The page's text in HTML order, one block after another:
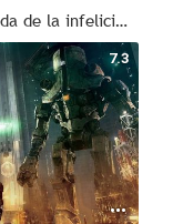
de la infelicidad
7.3